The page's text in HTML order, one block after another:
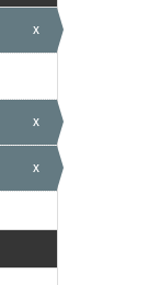
x
x
x